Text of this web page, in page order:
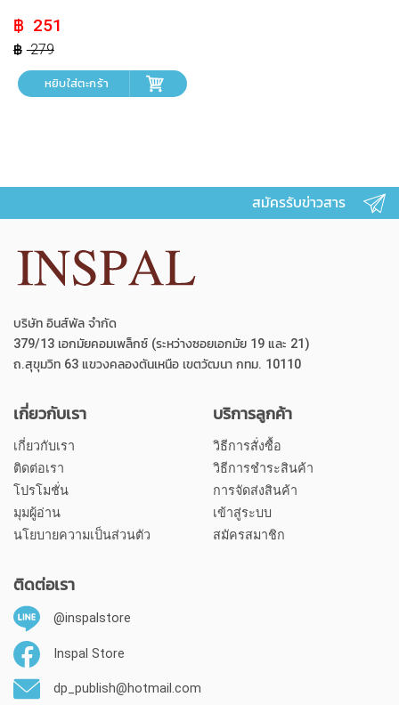
279
Original
price
was:
฿ 279.
251
Current
price
is:
฿ 251.
หยิบใส่ตะกร้า
สมัครรับข่าวสาร
บริษัท อินส์พัล จำกัด
379/13 เอกมัยคอมเพล็กซ์ (ระหว่างซอยเอกมัย 19 และ 21)
ถ.สุขุมวิท 63 แขวงคลองตันเหนือ เขตวัฒนา กทม. 10110
เกี่ยวกับเรา
เกี่ยวกับเรา
ติดต่อเรา
โปรโมชั่น
มุมผู้อ่าน
นโยบายความเป็นส่วนตัว
บริการลูกค้า
วิธีการสั่งซื้อ
วิธีการชำระสินค้า
การจัดส่งสินค้า
เข้าสู่ระบบ
สมัครสมาชิก
ติดต่อเรา
@inspalstore
Inspal Store
dp_publish@hotmail.com